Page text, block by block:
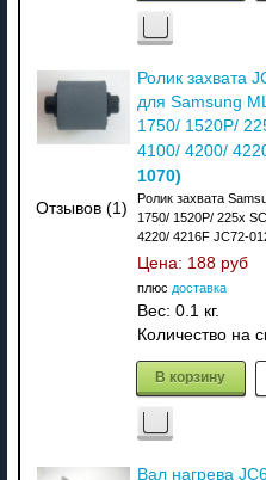
Отзывов (1)
Ролик захвата
для Samsung
1750/ 1520P/
4100/ 4200/
1070)
Ролик захвата
1750/ 1520P/ 225x
4220/ 4216F JC72-
Цена: 188 руб
плюс доставка
Вес: 0.1 кг.
Количество на
В корзину
Вал нагрева